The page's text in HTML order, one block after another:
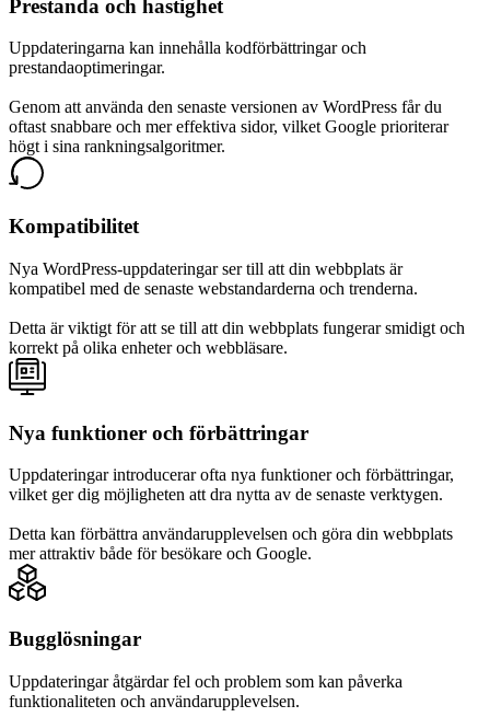
Prestanda och hastighet
Uppdateringarna kan innehålla kodförbättringar och
prestandaoptimeringar.
Genom att använda den senaste versionen av WordPress får du
oftast snabbare och mer effektiva sidor, vilket Google prioriterar
högt i sina rankningsalgoritmer.
Kompatibilitet
Nya WordPress-uppdateringar ser till att din webbplats är
kompatibel med de senaste webstandarderna och trenderna.
Detta är viktigt för att se till att din webbplats fungerar smidigt och
korrekt på olika enheter och webbläsare.
Nya funktioner och förbättringar
Uppdateringar introducerar ofta nya funktioner och förbättringar,
vilket ger dig möjligheten att dra nytta av de senaste verktygen.
Detta kan förbättra användarupplevelsen och göra din webbplats
mer attraktiv både för besökare och Google.
Bugglösningar
Uppdateringar åtgärdar fel och problem som kan påverka
funktionaliteten och användarupplevelsen.